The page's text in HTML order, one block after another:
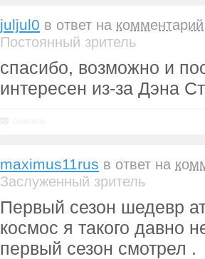
juljul0 в ответ на комментарий
Постоянный зритель
спасибо, возможно и
интересен из-за Дэна
maximus11rus в ответ на
Заслуженный зритель
Первый сезон шедевр
космос я такого давно
первый сезон смотрел .